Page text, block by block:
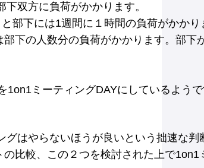
双方に負荷がかかります。
部下には1週間に１時間の負荷がかかり
下の人数分の負荷がかかります。部下
ミーティングDAYにしているようで
はやらないほうが良いという拙速な判
比較、この２つを検討された上で1on1